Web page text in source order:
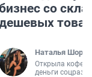
со
Наталья
Открыла
деньги